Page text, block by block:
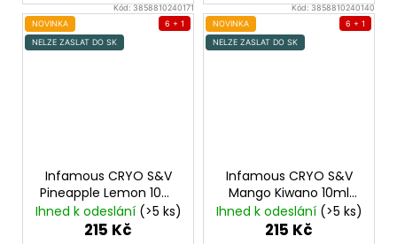
Kód: 3858810240171
NOVINKA
NELZE ZASLAT DO SK
6 + 1
Infamous CRYO S&V
Pineapple Lemon 10ml
Ledový ananas s
citrónem
Ihned k odeslání (>5 ks)
215 Kč
Kód: 3858810240140
NOVINKA
NELZE ZASLAT DO SK
6 + 1
Infamous CRYO S&V
Mango Kiwano 10ml
Chladivé Kiwano s
mangem
Ihned k odeslání (>5 ks)
215 Kč